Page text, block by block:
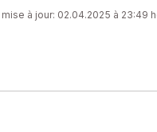
à jour: 02.04.2025 à 23:49